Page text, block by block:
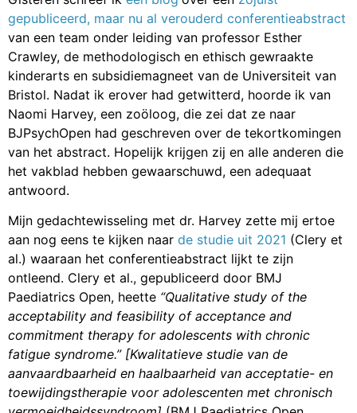
gepubliceerd, maar nu al verouderd conferentieabstract
van een team onder leiding van professor Esther
Crawley, de methodologisch en ethisch gewraakte
kinderarts en subsidiemagneet van de Universiteit van
Bristol. Nadat ik erover had getwitterd, hoorde ik van
Naomi Harvey, een zoöloog, die zei dat ze naar
BJPsychOpen had geschreven over de tekortkomingen
van het abstract. Hopelijk krijgen zij en alle anderen die
het vakblad hebben gewaarschuwd, een adequaat
antwoord.
Mijn gedachtewisseling met dr. Harvey zette mij ertoe
aan nog eens te kijken naar de studie uit 2021 (Clery et
al.) waaraan het conferentieabstract lijkt te zijn
ontleend. Clery et al., gepubliceerd door BMJ
Paediatrics Open, heette “Qualitative study of the
acceptability and feasibility of acceptance and
commitment therapy for adolescents with chronic
fatigue syndrome.” [Kwalitatieve studie van de
aanvaardbaarheid en haalbaarheid van acceptatie- en
toewijdingstherapie voor adolescenten met chronisch